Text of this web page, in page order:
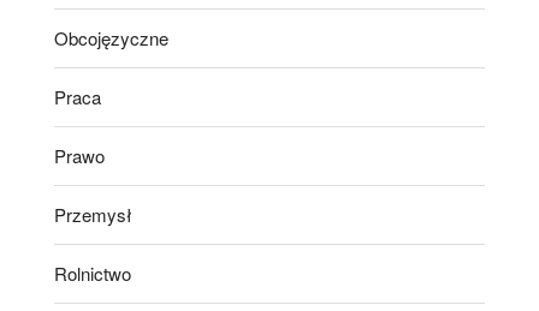
Obcojęzyczne
Praca
Prawo
Przemysł
Rolnictwo